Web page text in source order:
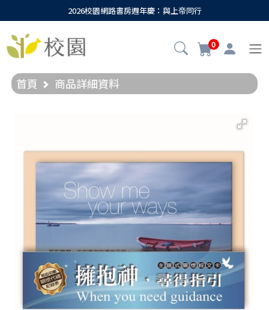
2026校園網路書房週年慶：與上帝同行
0
首頁 商品詳細資料